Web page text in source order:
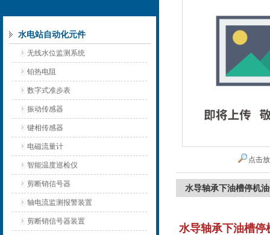
水电站自动化元件
无线水位监测系统
铂热电阻
数字式准步表
振动传感器
键相传感器
电磁流量计
智能温度巡检仪
剪断销信号器
轴电流监测报警装置
剪断销信号器装置
点击
水导轴承下油槽停机
水导轴承下油槽停